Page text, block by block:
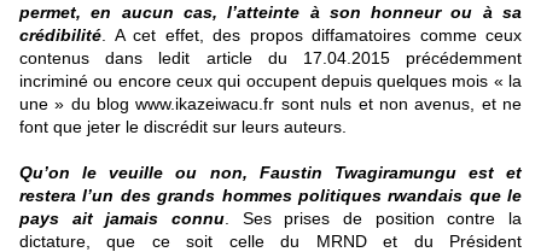
permet, en aucun cas, l’atteinte à son honneur ou à sa
crédibilité . A cet effet, des propos diffamatoires comme ceux
contenus dans ledit article du 17.04.2015 précédemment
incriminé ou encore ceux qui occupent depuis quelques mois « la
une » du blogwww.ikazeiwacu.fr sont nuls et non avenus, et ne
font que jeter le discrédit sur leurs auteurs.
Qu’on le veuille ou non, Faustin Twagiramungu est et
restera l’un des grands hommes politiques rwandais que le
pays ait jamais connu . Ses prises de position contre la
dictature, que ce soit celle du MRND et du Président